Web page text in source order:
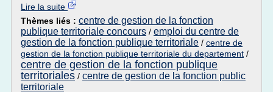
Lire la suite
Thèmes liés : centre de gestion de la fonction
publique territoriale concours / emploi du centre de
gestion de la fonction publique territoriale / centre de
gestion de la fonction publique territoriale du departement /
centre de gestion de la fonction publique
territoriales / centre de gestion de la fonction public
territoriale